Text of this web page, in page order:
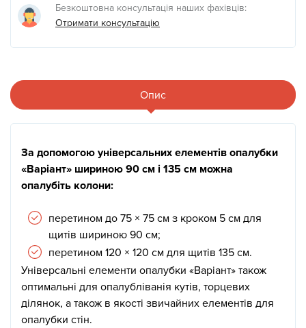
Безкоштовна консультація наших фахівців:
Отримати консультацію
Опис
За допомогою універсальних елементів опалубки
«Варіант» шириною 90 см і 135 см можна
опалубіть колони:
перетином до 75 × 75 см з кроком 5 см для
щитів шириною 90 см;
перетином 120 × 120 см для щитів 135 см.
Універсальні елементи опалубки «Варіант» також
оптимальні для опалубліванія кутів, торцевих
ділянок, а також в якості звичайних елементів для
опалубки стін.